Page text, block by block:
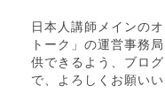
日本人講師メインの
トーク」の運営事務
供できるよう、ブロ
で、よろしくお願いい